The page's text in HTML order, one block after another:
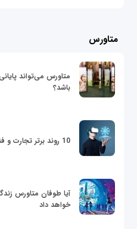
متاورس
متاورس می‌تواند
باشد؟
10 روند برتر تجارت و فناوری در سال 2022
آیا طوفان متاورس
خواهد داد